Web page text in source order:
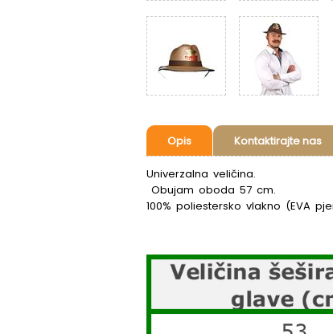
Opis Kontaktirajte nas
Univerzalna veličina.
Obujam oboda 57 cm.
100% poliestersko vlakno (EVA